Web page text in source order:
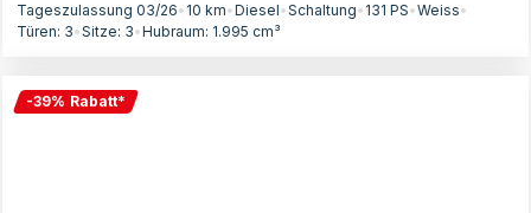
Tageszulassung 03/26• 10 km•Diesel•Schaltung• 131 PS•Weiss•
Türen: 3•Sitze: 3•Hubraum: 1.995 cm³
-39% Rabatt*